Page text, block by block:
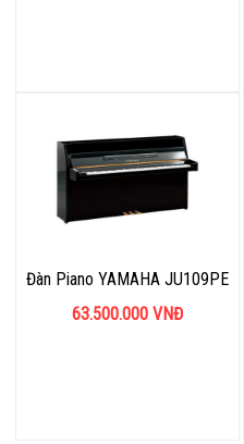
Đàn Piano YAMAHA JU109PE
63.500.000 VNĐ